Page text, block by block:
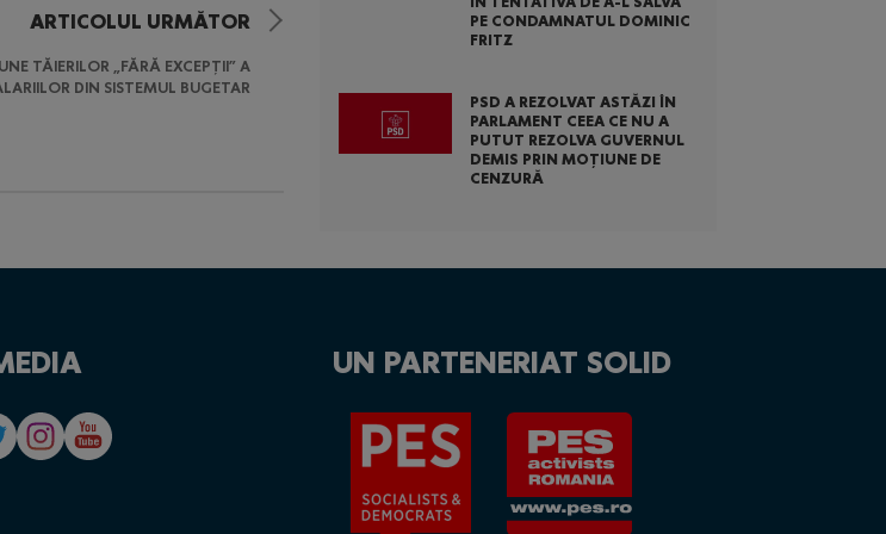
ARTICOLUL URMĂTOR
TĂIERILOR „FĂRĂ EXCEPȚII” A
DIN SISTEMUL BUGETAR
PE CONDAMNATUL DOMINIC
FRITZ
PSD A REZOLVAT ASTĂZI ÎN
PARLAMENT CEEA CE NU A
PUTUT REZOLVA GUVERNUL
DEMIS PRIN MOȚIUNE DE
CENZURĂ
UN PARTENERIAT SOLID